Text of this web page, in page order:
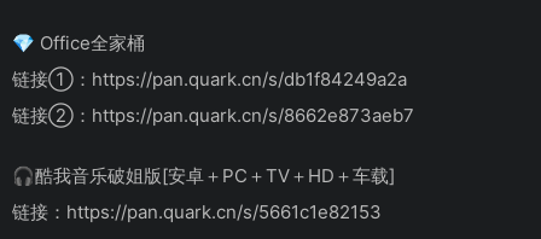
💎 Office全家桶
链接①：https://pan.quark.cn/s/db1f84249a2a
链接②：https://pan.quark.cn/s/8662e873aeb7
🎧酷我音乐破姐版[安卓＋PC＋TV＋HD＋车载]
链接：https://pan.quark.cn/s/5661c1e82153